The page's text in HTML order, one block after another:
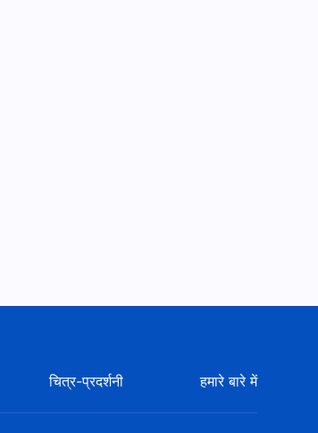
चित्र-प्रदर्शनी हमारे बारे में